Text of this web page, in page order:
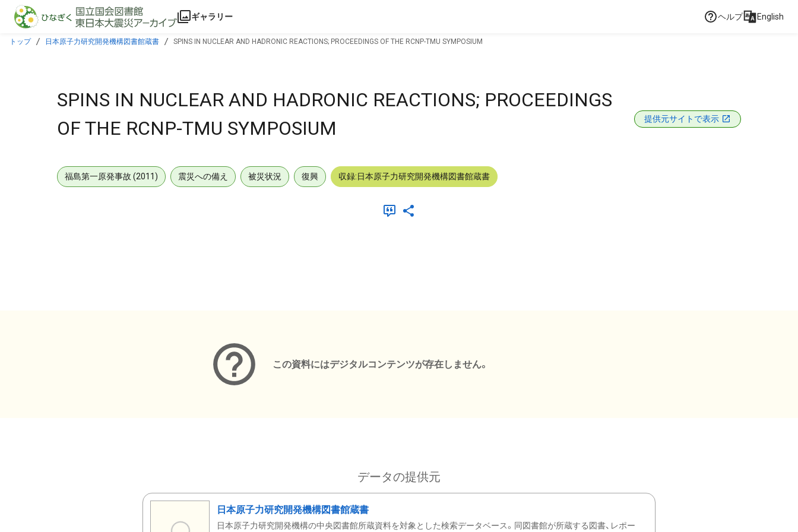
本文に飛ぶ
ギャラリー ヘルプ English
トップ 日本原子力研究開発機構図書館蔵書 SPINS IN NUCLEAR AND HADRONIC REACTIONS; PROCEEDINGS OF THE RCNP-TMU SYMPOSIUM
SPINS IN NUCLEAR AND HADRONIC REACTIONS; PROCEEDINGS
OF THE RCNP-TMU SYMPOSIUM
提供元サイトで表示
福島第一原発事故 (2011) 震災への備え 被災状況 復興 収録:日本原子力研究開発機構図書館蔵書
この資料にはデジタルコンテンツが存在しません。
データの提供元
日本原子力研究開発機構図書館蔵書
日本原子力研究開発機構の中央図書館所蔵資料を対象とした検索データベース。同図書館が所蔵する図書、レポー